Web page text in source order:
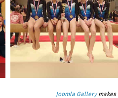
Joomla Gallerymakes